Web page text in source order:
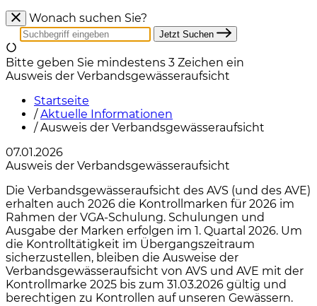
Wonach suchen Sie?
Jetzt Suchen
Bitte geben Sie mindestens 3 Zeichen ein
Ausweis der Verbandsgewässeraufsicht
Startseite
/ Aktuelle Informationen
/ Ausweis der Verbandsgewässeraufsicht
07.01.2026
Ausweis der Verbandsgewässeraufsicht
Die Verbandsgewässeraufsicht des AVS (und des AVE)
erhalten auch 2026 die Kontrollmarken für 2026 im
Rahmen der VGA-Schulung. Schulungen und
Ausgabe der Marken erfolgen im 1. Quartal 2026. Um
die Kontrolltätigkeit im Übergangszeitraum
sicherzustellen, bleiben die Ausweise der
Verbandsgewässeraufsicht von AVS und AVE mit der
Kontrollmarke 2025 bis zum 31.03.2026 gültig und
berechtigen zu Kontrollen auf unseren Gewässern.